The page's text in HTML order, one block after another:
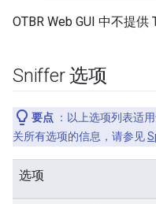
OTBR Web GUI 中不提供
Sniffer 选项
要点 ：以上选项列表适
关所有选项的信息，请参见
选项